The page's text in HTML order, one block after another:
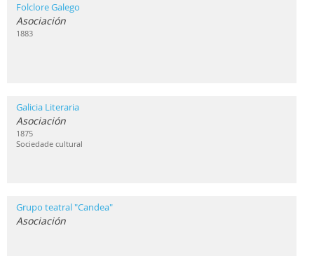
Folclore Galego
Asociación
1883
Galicia Literaria
Asociación
1875
Sociedade cultural
Grupo teatral "Candea"
Asociación